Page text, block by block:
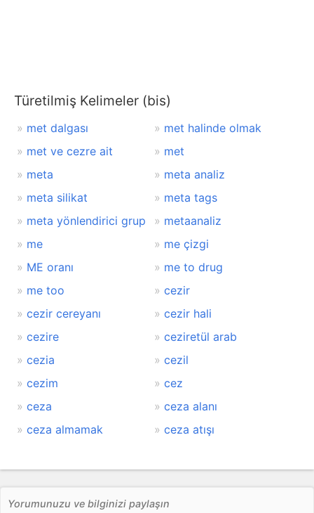
Türetilmiş Kelimeler (bis)
met dalgası
met halinde olmak
met ve cezre ait
met
meta
meta analiz
meta silikat
meta tags
meta yönlendirici grup
metaanaliz
me
me çizgi
ME oranı
me to drug
me too
cezir
cezir cereyanı
cezir hali
cezire
ceziretül arab
cezia
cezil
cezim
cez
ceza
ceza alanı
ceza almamak
ceza atışı
Yorumunuzu ve bilginizi paylaşın